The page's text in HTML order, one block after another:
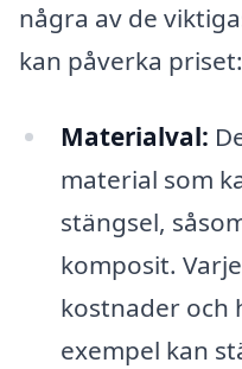
några av de
kan påverka priset:
Materialval:
material som
stängsel,
komposit.
kostnader och
exempel kan